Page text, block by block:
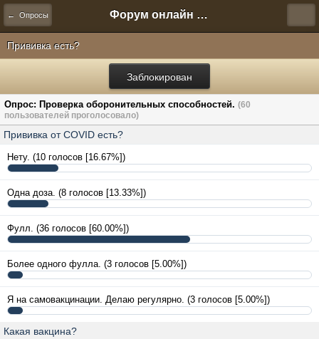
← Опросы Форум онлайн игры "Новая Эра" (Нюра Биз)
Прививка есть?
Заблокирован
Опрос: Проверка оборонительных способностей. (60
пользователей проголосовало)
Прививка от COVID есть?
Нету. (10 голосов [16.67%])
Одна доза. (8 голосов [13.33%])
Фулл. (36 голосов [60.00%])
Более одного фулла. (3 голосов [5.00%])
Я на самовакцинации. Делаю регулярно. (3 голосов [5.00%])
Какая вакцина?